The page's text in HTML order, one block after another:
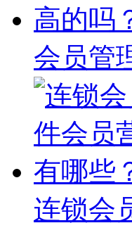
会员管
连锁会